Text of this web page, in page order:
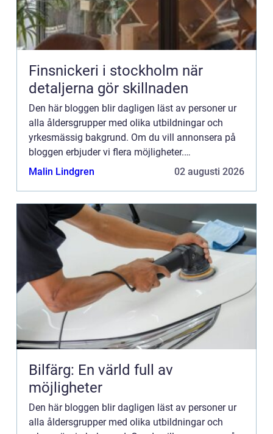
Finsnickeri i stockholm när
detaljerna gör skillnaden
Den här bloggen blir dagligen läst av personer ur
alla åldersgrupper med olika utbildningar och
yrkesmässig bakgrund. Om du vill annonsera på
bloggen erbjuder vi flera möjligheter.
Bannerannonser är endast ett av alternativen.
Malin Lindgren 02 augusti 2026
Bilfärg: En värld full av
möjligheter
Den här bloggen blir dagligen läst av personer ur
alla åldersgrupper med olika utbildningar och